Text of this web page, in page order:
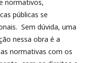
normativos,
públicas se
Sem dúvida, uma
nessa obra é a
normativas com os